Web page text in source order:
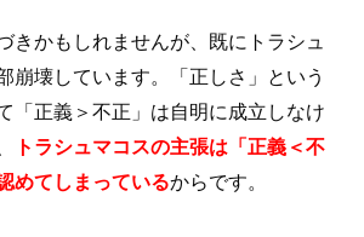
きかもしれませんが、既にトラシュ
崩壊しています。「正しさ」という
「正義＞不正」は自明に成立しなけ
トラシュマコスの主張は「正義＜不
めてしまっているからです。